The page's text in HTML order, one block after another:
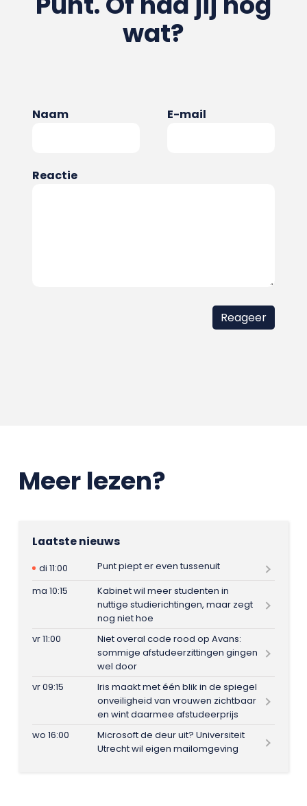
wat?
Naam E-mail
Reactie
Meer lezen?
Laatste nieuws
di 11:00
Punt piept er even tussenuit
ma 10:15
Kabinet wil meer studenten in
nuttige studierichtingen, maar zegt
nog niet hoe
vr 11:00
Niet overal code rood op Avans:
sommige afstudeerzittingen gingen
wel door
vr 09:15
Iris maakt met één blik in de spiegel
onveiligheid van vrouwen zichtbaar
en wint daarmee afstudeerprijs
wo 16:00
Microsoft de deur uit? Universiteit
Utrecht wil eigen mailomgeving